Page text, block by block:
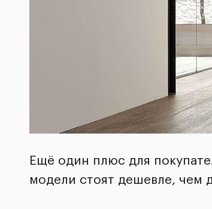
Ещё один плюс для
модели стоят дешевле, чем